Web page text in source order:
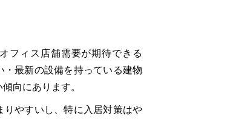
フィス店舗需要が期待できる
最新の設備を持っている建物
向にあります。
りやすいし、特に入居対策はや